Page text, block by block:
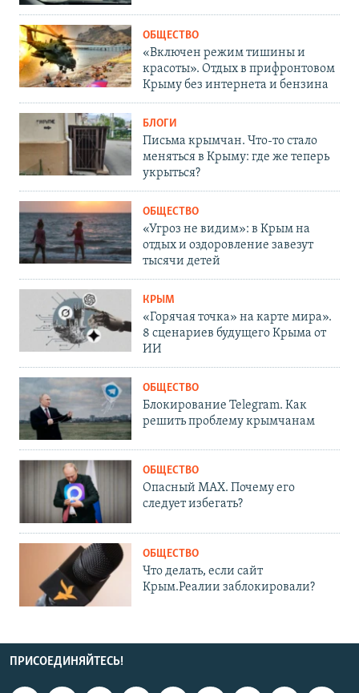
ОБЩЕСТВО
«Включен режим тишины и
красоты». Отдых в прифронтовом
Крыму без интернета и бензина
БЛОГИ
Письма крымчан. Что-то стало
меняться в Крыму: где же теперь
укрыться?
ОБЩЕСТВО
«Угроз не видим»: в Крым на
отдых и оздоровление завезут
тысячи детей
КРЫМ
«Горячая точка» на карте мира».
8 сценариев будущего Крыма от
ИИ
ОБЩЕСТВО
Блокирование Telegram. Как
решить проблему крымчанам
ОБЩЕСТВО
Опасный MAX. Почему его
следует избегать?
ОБЩЕСТВО
Что делать, если сайт
Крым.Реалии заблокировали?
ПРИСОЕДИНЯЙТЕСЬ!